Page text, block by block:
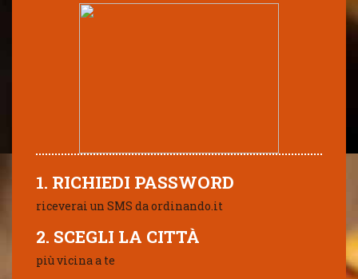
1. RICHIEDI PASSWORD
riceverai un SMS da ordinando.it
2. SCEGLI LA CITTÀ
più vicina a te